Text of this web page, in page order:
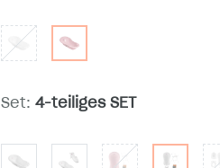
Set: 4-teiliges SET